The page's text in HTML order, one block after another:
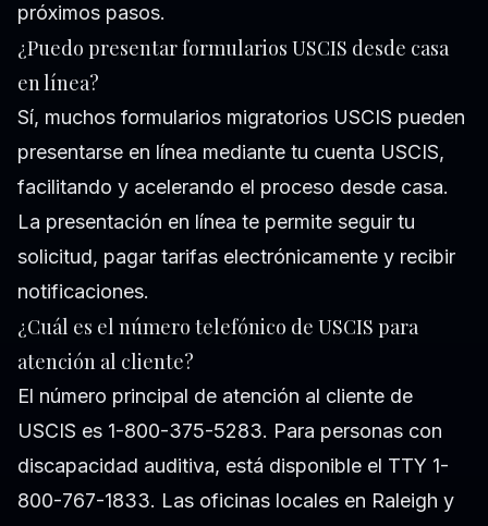
próximos pasos.
¿Puedo presentar formularios USCIS desde casa
en línea?
Sí, muchos formularios migratorios USCIS pueden
presentarse en línea mediante tu cuenta USCIS,
facilitando y acelerando el proceso desde casa.
La presentación en línea te permite seguir tu
solicitud, pagar tarifas electrónicamente y recibir
notificaciones.
¿Cuál es el número telefónico de USCIS para
atención al cliente?
El número principal de atención al cliente de
USCIS es 1-800-375-5283. Para personas con
discapacidad auditiva, está disponible el TTY 1-
800-767-1833. Las oficinas locales en Raleigh y